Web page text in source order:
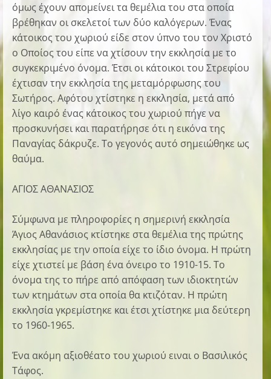
όμως έχουν απομείνει τα θεμέλια του στα οποία
βρέθηκαν οι σκελετοί των δύο καλόγερων. Ένας
κάτοικος του χωριού είδε στον ύπνο του τον Χριστό
ο Οποίος του είπε να χτίσουν την εκκλησία με το
συγκεκριμένο όνομα. Έτσι οι κάτοικοι του Στρεφίου
έχτισαν την εκκλησία της μεταμόρφωσης του
Σωτήρος. Αφότου χτίστηκε η εκκλησία, μετά από
λίγο καιρό ένας κάτοικος του χωριού πήγε να
προσκυνήσει και παρατήρησε ότι η εικόνα της
Παναγίας δάκρυζε. Το γεγονός αυτό σημειώθηκε ως
θαύμα.
ΑΓΙΟΣ ΑΘΑΝΑΣΙΟΣ
Σύμφωνα με πληροφορίες η σημερινή εκκλησία
Άγιος Αθανάσιος κτίστηκε στα θεμέλια της πρώτης
εκκλησίας με την οποία είχε το ίδιο όνομα. Η πρώτη
είχε χτιστεί με βάση ένα όνειρο το 1910-15. Το
όνομα της το πήρε από απόφαση των ιδιοκτητών
των κτημάτων στα οποία θα κτιζόταν. Η πρώτη
εκκλησία γκρεμίστηκε και έτσι χτίστηκε μια δεύτερη
το 1960-1965.
Ένα ακόμη αξιοθέατο του χωριού ειναι ο Βασιλικός
Τάφος.